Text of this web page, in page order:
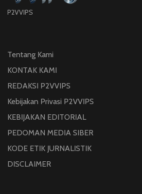
P2VVIPS
Tentang Kami
KONTAK KAMI
REDAKSI P2VVIPS
Kebijakan Privasi P2VVIPS
KEBIJAKAN EDITORIAL
PEDOMAN MEDIA SIBER
KODE ETIK JURNALISTIK
DISCLAIMER